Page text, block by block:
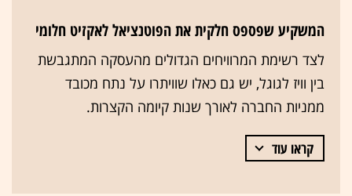
המשקיע שפספס חלקית את הפוטנציאל לאקזיט חלומי
לצד רשימת המרוויחים הגדולים מהעסקה המתגבשת
בין וויז לגוגל, יש גם כאלו שוויתרו על נתח מכובד
ממניות החברה לאורך שנות קיומה הקצרות.
קראו עוד